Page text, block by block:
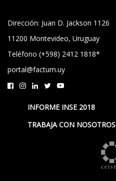
Dirección: Juan D. Jackson 1126
11200 Montevideo, Uruguay
Teléfono (+598) 2412 1818*
portal@factum.uy
INFORME INSE 2018
TRABAJA CON NOSOTROS